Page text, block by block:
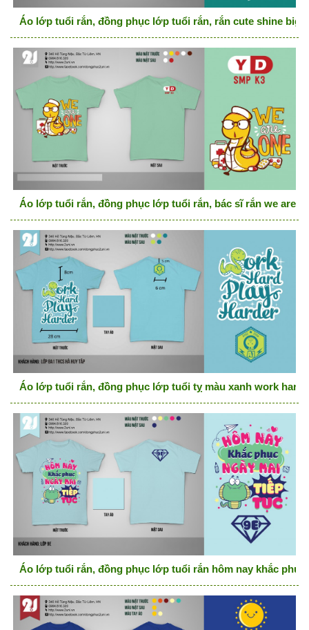
Áo lớp tuổi rắn, đồng phục lớp tuổi rắn, rắn cute shine
Áo lớp tuổi rắn, đồng phục lớp tuổi rắn, bác sĩ rắn we are
Áo lớp tuổi rắn, đồng phục lớp tuổi tỵ màu xanh work hard
Áo lớp tuổi rắn, đồng phục lớp tuổi rắn hôm nay khắc phục